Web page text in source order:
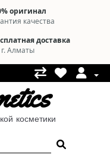
оригинал
качества
доставка
г. Алматы
косметики